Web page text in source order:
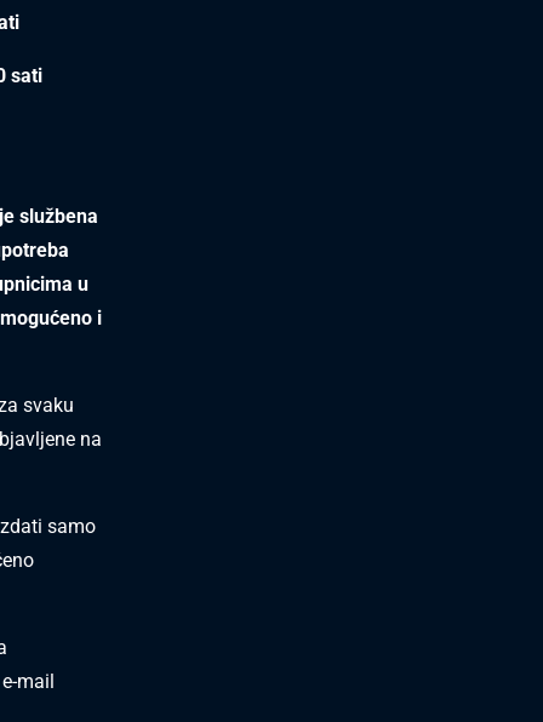
sati
službena
u
i
svaku
na
samo
mail